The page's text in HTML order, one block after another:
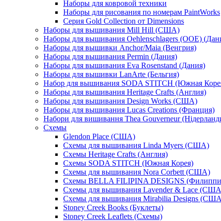
Наборы для ковровой техники
Наборы для рисования по номерам PaintWorks
Серия Gold Collection от Dimensions
Наборы для вышивания Mill Hill (США)
Наборы для вышивания Oehlenschlagers (OOE)
Наборы для вышивки Anchor/Maia (Венгрия)
Наборы для вышивания Permin (Дания)
Наборы для вышивания Eva Rosenstand (Дания)
Наборы для вышивки LanArte (Бельгия)
Набор для вышивания SODA STITCH (Южная
Наборы для вышивания Heritage Crafts (Англия)
Наборы для вышивания Design Works (США)
Наборы для вышивания Lucas Creations (Франция)
Набори для вишивання Thea Gouverneur
Схемы
Glendon Place (США)
Схемы для вышивания Linda Myers (США)
Схемы Heritage Crafts (Англия)
Схемы SODA STITCH (Южная Корея)
Схемы для вышивания Nora Corbett (США)
Схемы BELLA FILIPINA DESIGNS
Схемы для вышивания Lavender & Lace
Схемы для вышивания Mirabilia Designs
Stoney Creek Books (Буклеты)
Stoney Creek Leaflets (Схемы)